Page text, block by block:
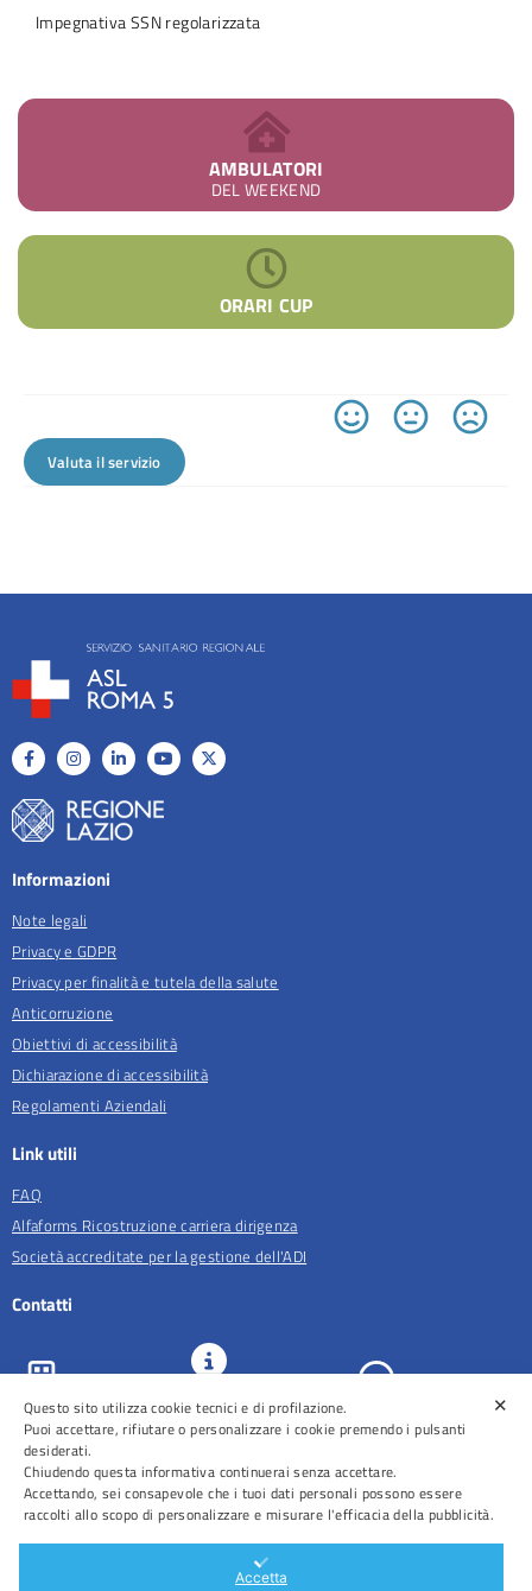
Impegnativa SSN regolarizzata
AMBULATORI
DEL WEEKEND
ORARI CUP
Valuta il servizio
Informazioni
Note legali
Privacy e GDPR
Privacy per finalità e tutela della salute
Anticorruzione
Obiettivi di accessibilità
Dichiarazione di accessibilità
Regolamenti Aziendali
Link utili
FAQ
Alfaforms Ricostruzione carriera dirigenza
Società accreditate per la gestione dell'ADI
Contatti
ASL Roma 5
URP e
Comunicazione
Prenotazioni
✕
Questo sito utilizza cookie tecnici e di profilazione.
Puoi accettare, rifiutare o personalizzare i cookie premendo i pulsanti
desiderati.
Chiudendo questa informativa continuerai senza accettare.
Accettando, sei consapevole che i tuoi dati personali possono essere
raccolti allo scopo di personalizzare e misurare l'efficacia della pubblicità.
Accetta